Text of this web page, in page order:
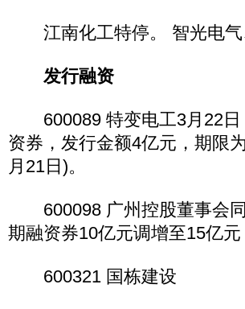
江南化工特停。 智光电气
发行融资
600089 特变电工3月22日
资券，发行金额4亿元，期限
月21日)。
600098 广州控股董事会同
期融资券10亿元调增至15亿
600321 国栋建设